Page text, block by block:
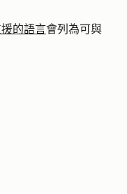
的語言會列為可與